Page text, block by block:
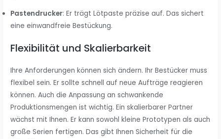
Pastendrucker: Er trägt Lötpaste präzise auf. Das sichert
eine einwandfreie Bestückung.
Flexibilität und Skalierbarkeit
Ihre Anforderungen können sich ändern. Ihr Bestücker muss
flexibel sein. Er sollte schnell auf neue Aufträge reagieren
können. Auch die Anpassung an schwankende
Produktionsmengen ist wichtig. Ein skalierbarer Partner
wächst mit Ihnen. Er kann sowohl kleine Prototypen als auch
große Serien fertigen. Das gibt Ihnen Sicherheit für die